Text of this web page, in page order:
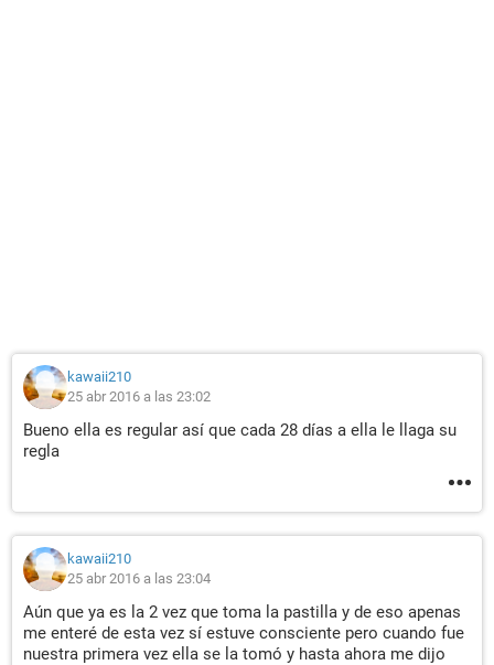
kawaii210
25 abr 2016 a las 23:02
Bueno ella es regular así que cada 28 días a ella le llaga su
regla
kawaii210
25 abr 2016 a las 23:04
Aún que ya es la 2 vez que toma la pastilla y de eso apenas
me enteré de esta vez sí estuve consciente pero cuando fue
nuestra primera vez ella se la tomó y hasta ahora me dijo